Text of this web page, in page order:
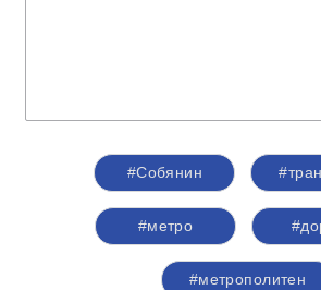
#Собянин
#метро
#метрополитен